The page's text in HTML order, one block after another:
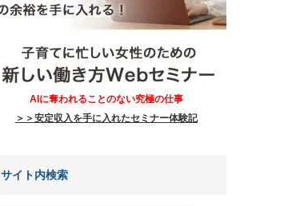
AIに奪われることのない究極の仕事
＞＞安定収入を手に入れたセミナー体験記
サイト内検索